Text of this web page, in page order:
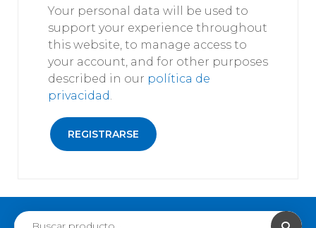
Your personal data will be used to
support your experience throughout
this website, to manage access to
your account, and for other purposes
described in our política de
privacidad.
REGISTRARSE